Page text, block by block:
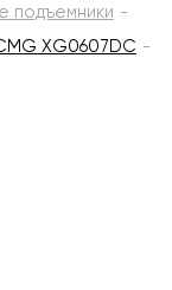
подъемники
XG0607DC